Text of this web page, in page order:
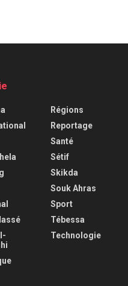
Régions
Reportage
Santé
Sétif
Skikda
Souk Ahras
Sport
Tébessa
Technologie